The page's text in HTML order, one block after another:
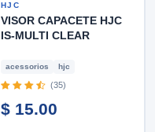
HJC
VISOR CAPACETE HJC
IS-MULTI CLEAR
acessorios hjc
(35)
$ 15.00